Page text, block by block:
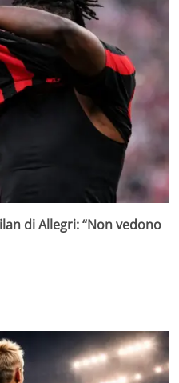
di Allegri: “Non vedono